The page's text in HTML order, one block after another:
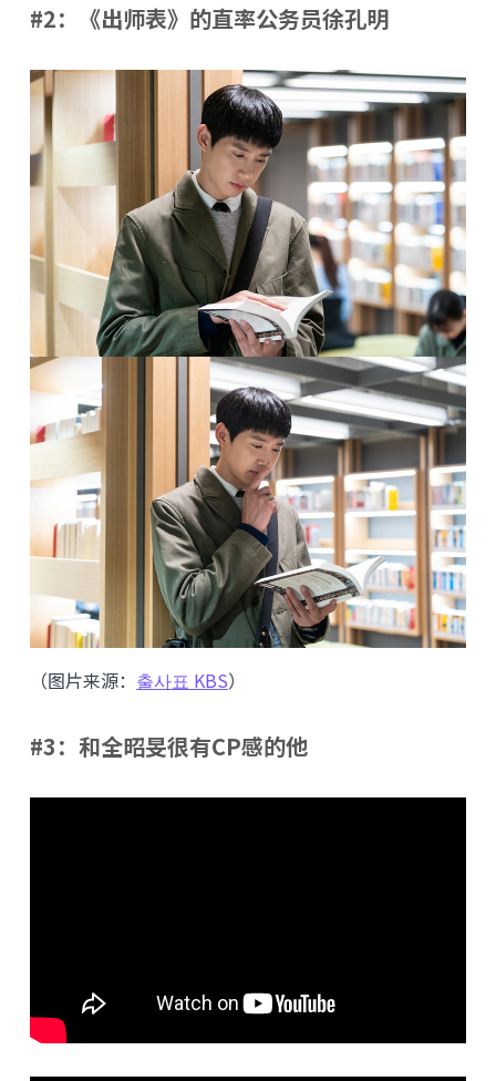
#2：《出师表》的直率公务员徐孔明
（图片来源： 출사표 KBS）
#3：和全昭旻很有CP感的他